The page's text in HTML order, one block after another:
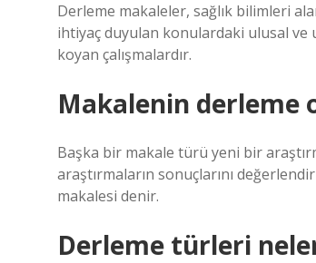
Derleme makaleler, sağlık bilimleri
ihtiyaç duyulan konulardaki ulusal
koyan çalışmalardır.
Makalenin derleme
Başka bir makale türü yeni bir
araştırmaların sonuçlarını
makalesi denir.
Derleme türleri